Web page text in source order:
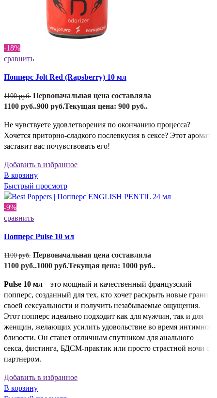
-18%
сравнить
Попперс Jolt Red (Rapsberry) 10 мл
1100руб. Первоначальная цена составляла
1100 руб..900 руб.Текущая цена: 900 руб..
Не чувствуете удовлетворения по окончанию процесса?
Хочется приторно-сладкого послевкусия в сексе? Этот аромат
заставит вас почувствовать его!
Добавить в избранное
В корзину
Быстрый просмотр
-9%
сравнить
Попперс Pulse 10 мл
1100руб. Первоначальная цена составляла
1100 руб..1000 руб.Текущая цена: 1000 руб..
Pulse 10 мл – это мощный и качественный французский
попперс, созданный для тех, кто хочет раскрыть новые грани
своей сексуальности и получить незабываемые ощущения.
Этот попперс идеально подходит как для мужчин, так и для
женщин, желающих усилить удовольствие во время интимной
близости. Он станет отличным спутником для анального
секса, фистинга, БДСМ-практик или просто страстной ночи с
партнером.
Добавить в избранное
В корзину